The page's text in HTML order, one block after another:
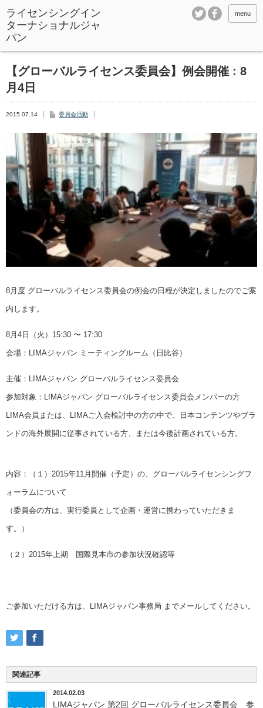
ライセンシングイン
ターナショナルジャ
パン
menu
【グローバルライセンス委員会】例会開催 : 8
月4日
2015.07.14 委員会活動
8月度 グローバルライセンス委員会の例会の日程が決定しましたのでご案
内します。
8月4日（火）15:30 〜 17:30
会場：LIMAジャパン ミーティングルーム（日比谷）
主催：LIMAジャパン グローバルライセンス委員会
参加対象：LIMAジャパン グローバルライセンス委員会メンバーの方
LIMA会員または、LIMAご入会検討中の方の中で、日本コンテンツやブラ
ンドの海外展開に従事されている方、または今後計画されている方。
内容：（１）2015年11月開催（予定）の、グローバルライセンシングフ
ォーラムについて
（委員会の方は、実行委員として企画・運営に携わっていただきま
す。）
（２）2015年上期 国際見本市の参加状況確認等
ご参加いただける方は、LIMAジャパン事務局 までメールしてください。
関連記事
2014.02.03
LIMAジャパン 第2回 グローバルライセンス委員会 参